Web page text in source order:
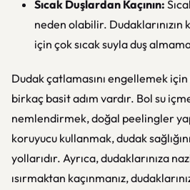
Sıcak Duşlardan Kaçının:
neden olabilir. Dudaklarınızın
için çok sıcak suyla duş
Dudak çatlamasını engellemek
birkaç basit adım vardır. Bol su
nemlendirmek, doğal peelingler
koruyucu kullanmak, dudak
yollarıdır. Ayrıca, dudaklarınıza
ısırmaktan kaçınmanız,